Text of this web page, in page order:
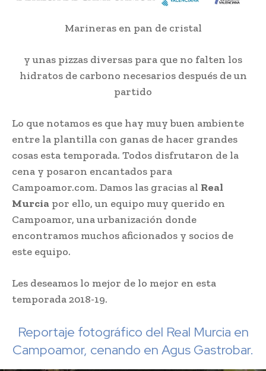
Marineras en pan de cristal
y unas pizzas diversas para que no falten los
hidratos de carbono necesarios después de un
partido
Lo que notamos es que hay muy buen ambiente
entre la plantilla con ganas de hacer grandes
cosas esta temporada. Todos disfrutaron de la
cena y posaron encantados para
Campoamor.com. Damos las gracias al Real
Murcia por ello, un equipo muy querido en
Campoamor, una urbanización donde
encontramos muchos aficionados y socios de
este equipo.
Les deseamos lo mejor de lo mejor en esta
temporada 2018-19.
Reportaje fotográfico del Real Murcia en
Campoamor, cenando en Agus Gastrobar.